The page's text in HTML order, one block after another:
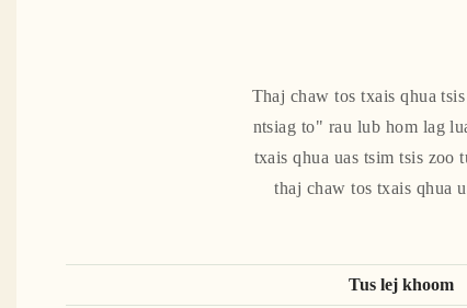
Thaj chaw tos txais qhua
ntsiag to" rau lub hom lag
txais qhua uas tsim tsis
thaj chaw tos txais qhua
Tus lej khoom